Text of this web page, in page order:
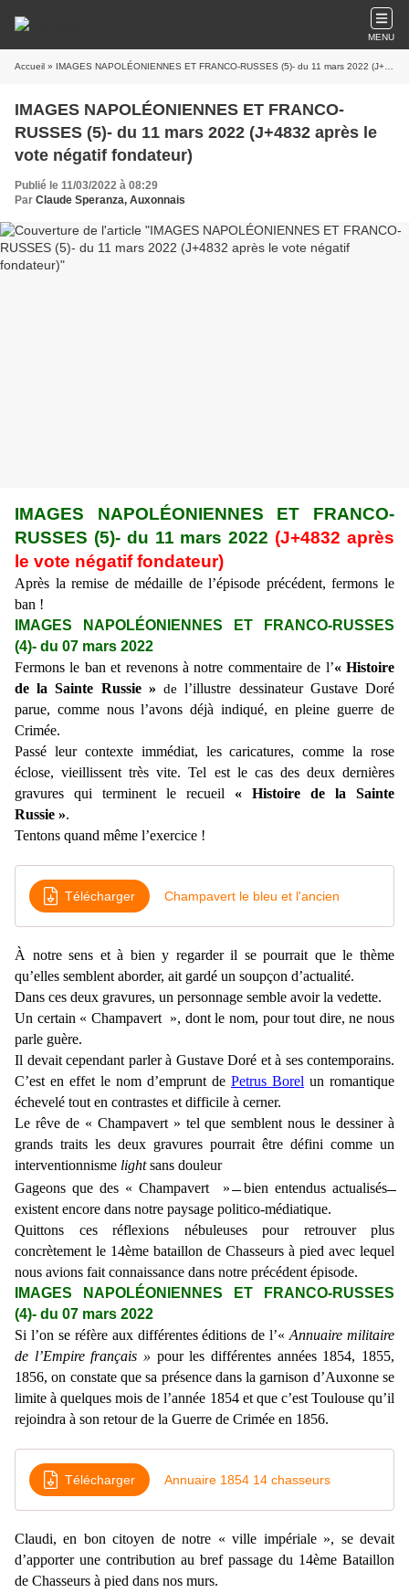
MENU
Accueil » IMAGES NAPOLÉONIENNES ET FRANCO-RUSSES (5)- du 11 mars 2022 (J+4832 après le vote négatif fondateur)
IMAGES NAPOLÉONIENNES ET FRANCO-
RUSSES (5)- du 11 mars 2022 (J+4832 après le
vote négatif fondateur)
Publié le 11/03/2022 à 08:29
Par Claude Speranza, Auxonnais
IMAGES NAPOLÉONIENNES ET FRANCO-
RUSSES (5)- du 11 mars 2022 (J+4832 après
le vote négatif fondateur)
Après la remise de médaille de l’épisode précédent, fermons le
ban !
IMAGES NAPOLÉONIENNES ET FRANCO-RUSSES
(4)- du 07 mars 2022
Fermons le ban et revenons à notre commentaire de l’«Histoire
de la Sainte Russie » de l’illustre dessinateur Gustave Doré
parue, comme nous l’avons déjà indiqué, en pleine guerre de
Crimée.
Passé leur contexte immédiat, les caricatures, comme la rose
éclose, vieillissent très vite. Tel est le cas des deux dernières
gravures qui terminent le recueil « Histoire de la Sainte
Russie ».
Tentons quand même l’exercice !
Télécharger Champavert le bleu et l'ancien
À notre sens et à bieny regarderil se pourrait quele thème
qu’elles semblent aborder, ait gardé un soupçon d’actualité.
Dans ces deux gravures, un personnage semble avoir la vedette.
Un certain « Champavert », dont le nom, pour tout dire, ne nous
parle guère.
Il devait cependant parler à Gustave Doré et à ses contemporains.
C’est en effet le nom d’emprunt de Petrus Borel un romantique
échevelé tout en contrastes et difficile à cerner.
Le rêve de « Champavert » tel que semblent nousle dessiner à
grands traits les deux gravures pourrait être défini comme un
interventionnisme lightsans douleur
Gageons que des « Champavert »̶bien entendus actualisés̶
existent encore dans notre paysage politico-médiatique.
Quittons ces réflexions nébuleuses pour retrouver plus
concrètement le 14ème bataillon de Chasseurs à pied avec lequel
nous avions fait connaissance dans notre précédent épisode.
IMAGES NAPOLÉONIENNES ET FRANCO-RUSSES
(4)- du 07 mars 2022
Si l’on se réfère aux différentes éditions de l’«Annuaire militaire
de l’Empire français » pour les différentes années 1854, 1855,
1856, on constate que sa présence dans la garnison d’Auxonne se
limite à quelques mois de l’année 1854 et que c’est Toulouse qu’il
rejoindra à son retour de la Guerre de Crimée en 1856.
Télécharger Annuaire 1854 14 chasseurs
Claudi, en bon citoyen de notre « ville impériale », se devait
d’apporter une contribution au bref passage du 14ème Bataillon
de Chasseurs à pied dans nos murs.